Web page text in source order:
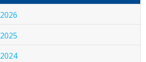
2026
2025
2024